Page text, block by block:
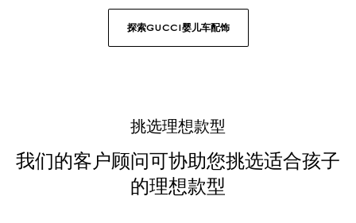
击
或
轻
详
探索GUCCI婴儿车配饰
挑选理想款型
我们的客户顾问可协助您挑选适合孩子
的理想款型